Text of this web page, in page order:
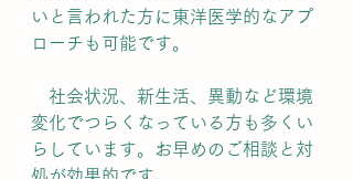
いと言われた方に東洋医学的なアプ
ローチも可能です。
社会状況、新生活、異動など環境
変化でつらくなっている方も多くい
らしています。お早めのご相談と対